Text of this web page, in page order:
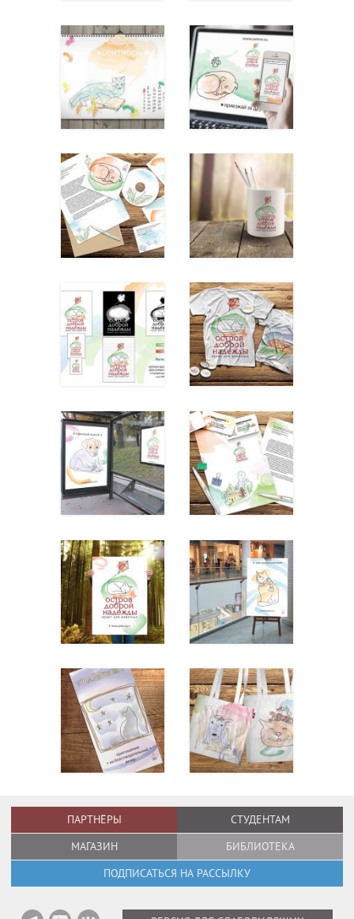
ПАРТНЁРЫ
СТУДЕНТАМ
МАГАЗИН
БИБЛИОТЕКА
ПОДПИСАТЬСЯ НА РАССЫЛКУ